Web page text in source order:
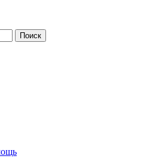
Поиск